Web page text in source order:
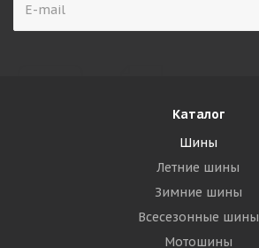
Каталог
Шины
Летние шины
Зимние шины
Всесезонные шины
Мотошины